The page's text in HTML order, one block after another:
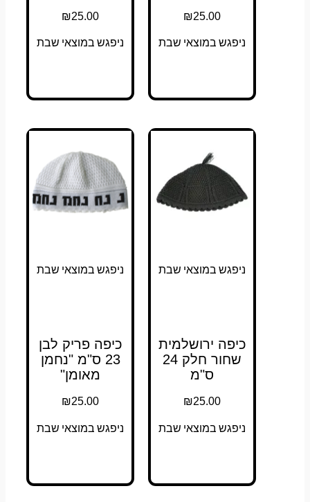
₪25.00
ניפגש במוצאי שבת
₪25.00
ניפגש במוצאי שבת
ניפגש במוצאי שבת
כיפה ירושלמית
שחור חלק 24
ס"מ
₪25.00
ניפגש במוצאי שבת
ניפגש במוצאי שבת
כיפה פריק לבן
23 ס"מ "נחמן
מאומן"
₪25.00
ניפגש במוצאי שבת